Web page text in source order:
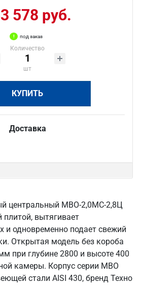
578 руб.
под заказ
Количество
шт
КУПИТЬ
Доставка
центральный МВО-2,0МС-2,8Ц
плитой, вытягивает
и одновременно подает свежий
Открытая модель без короба
при глубине 2800 и высоте 400
камеры. Корпус серии МВО
стали AISI 430, бренд Техно